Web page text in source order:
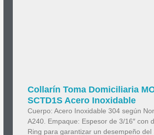
Collarín Toma Domiciliaria
SCTD1S Acero Inoxidable
Cuerpo: Acero Inoxidable 304 según
A240. Empaque: Espesor de 3/16″ con
Ring para garantizar un desempeño del